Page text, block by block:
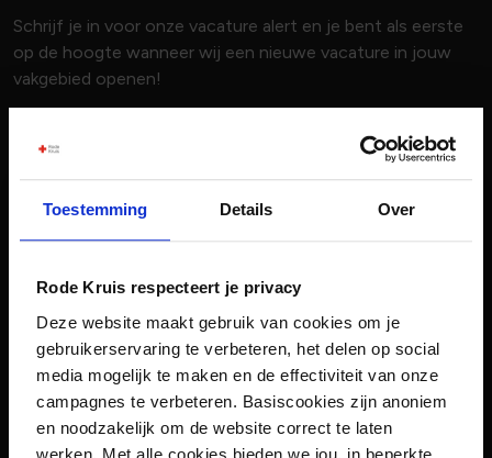
Toestemming Details Over
Rode Kruis respecteert je privacy
Deze website maakt gebruik van cookies om je
gebruikerservaring te verbeteren, het delen op social
media mogelijk te maken en de effectiviteit van onze
campagnes te verbeteren. Basiscookies zijn anoniem
en noodzakelijk om de website correct te laten
werken. Met alle cookies bieden we jou, in beperkte
Schrijf je in voor onze vacature alert en je bent als eerste
op de hoogte wanneer wij een nieuwe vacature in jouw
vakgebied openen!
Achternaam
E-mailadres
Vakgebied
0 geselecteerd